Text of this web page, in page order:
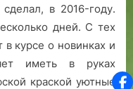
в 2016-году.
дней. С тех
курсе о новинках и
иметь в руках
краской уютные